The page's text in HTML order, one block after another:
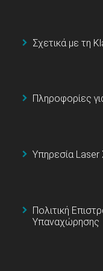
Σχετικά με τη
Πληροφορίες
Υπηρεσία
Πολιτική
Υπαναχώρησης